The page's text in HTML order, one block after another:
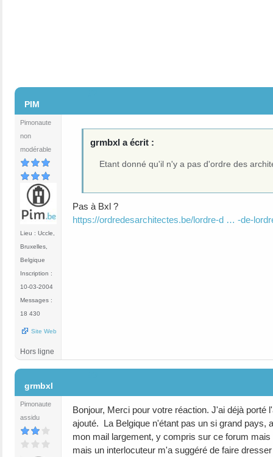
PIM
Pimonaute
non
modérable
Lieu : Uccle,
Bruxelles,
Belgique
Inscription :
10-03-2004
Messages :
18 430
Site Web
grmbxl a écrit :
Etant donné qu'il n'y a pas d'ordre des
Pas à Bxl ?
https://ordredesarchitectes.be/lordre-d … -de-
Hors ligne
grmbxl
Pimonaute
assidu
Bonjour, Merci pour votre réaction. J'ai déjà porté
ajouté. La Belgique n'étant pas un si grand pays,
mon mail largement, y compris sur ce forum
mais un interlocuteur m'a suggéré de faire